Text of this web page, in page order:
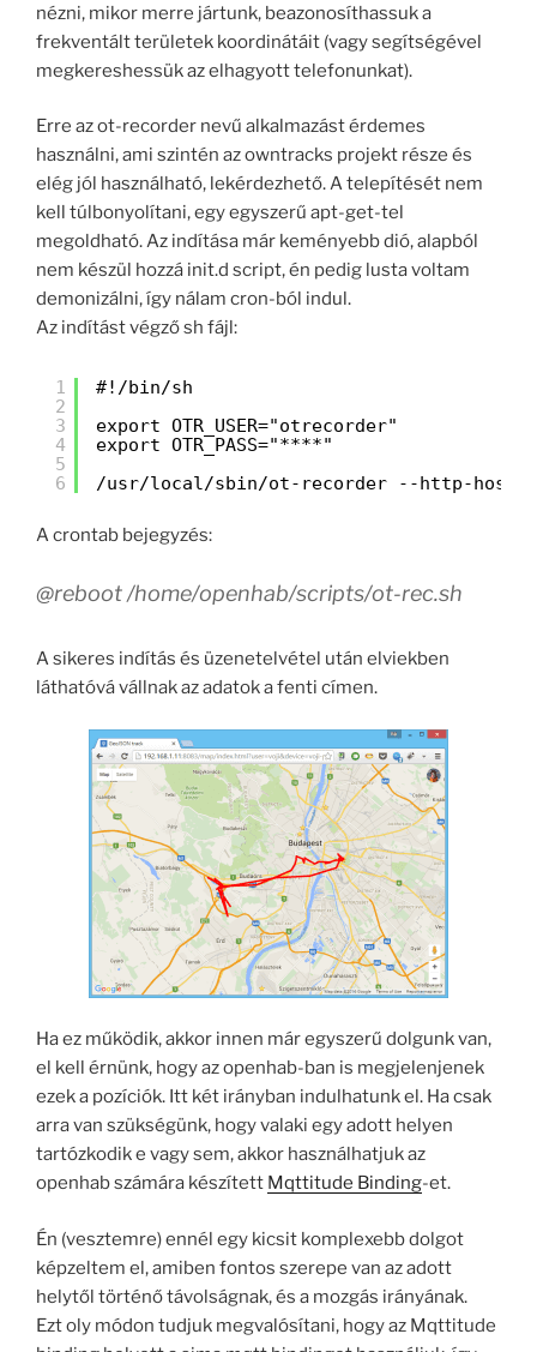
nézni, mikor merre jártunk, beazonosíthassuk a
frekventált területek koordinátáit (vagy segítségével
megkereshessük az elhagyott telefonunkat).
Erre az ot-recorder nevű alkalmazást érdemes
használni, ami szintén az owntracks projekt része és
elég jól használható, lekérdezhető. A telepítését nem
kell túlbonyolítani, egy egyszerű apt-get-tel
megoldható. Az indítása már keményebb dió, alapból
nem készül hozzá init.d script, én pedig lusta voltam
demonizálni, így nálam cron-ból indul.
Az indítást végző sh fájl:
1
2
3
4
5
6
#!/bin/sh
export OTR_USER="otrecorder"
export OTR_PASS="****"
/usr/local/sbin/ot-recorder --http-host
A crontab bejegyzés:
@reboot /home/openhab/scripts/ot-rec.sh
A sikeres indítás és üzenetelvétel után elviekben
láthatóvá vállnak az adatok a fenti címen.
Ha ez működik, akkor innen már egyszerű dolgunk van,
el kell érnünk, hogy az openhab-ban is megjelenjenek
ezek a pozíciók. Itt két irányban indulhatunk el. Ha csak
arra van szükségünk, hogy valaki egy adott helyen
tartózkodik e vagy sem, akkor használhatjuk az
openhab számára készített Mqttitude Binding-et.
Én (vesztemre) ennél egy kicsit komplexebb dolgot
képzeltem el, amiben fontos szerepe van az adott
helytől történő távolságnak, és a mozgás irányának.
Ezt oly módon tudjuk megvalósítani, hogy az Mqttitude